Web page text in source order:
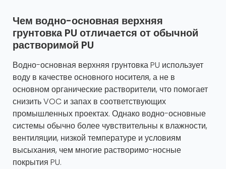
Чем водно-основная верхняя
грунтовка PU отличается от обычной
растворимой PU
Водно-основная верхняя грунтовка PU использует
воду в качестве основного носителя, а не в
основном органические растворители, что помогает
снизить VOC и запах в соответствующих
промышленных проектах. Однако водно-основные
системы обычно более чувствительны к влажности,
вентиляции, низкой температуре и условиям
высыхания, чем многие растворимо-носные
покрытия PU.